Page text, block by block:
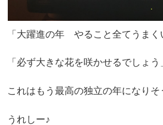
「大躍進の年 やること全てうまく
「必ず大きな花を咲かせるでしょう
これはもう最高の独立の年になりそ
うれしー♪